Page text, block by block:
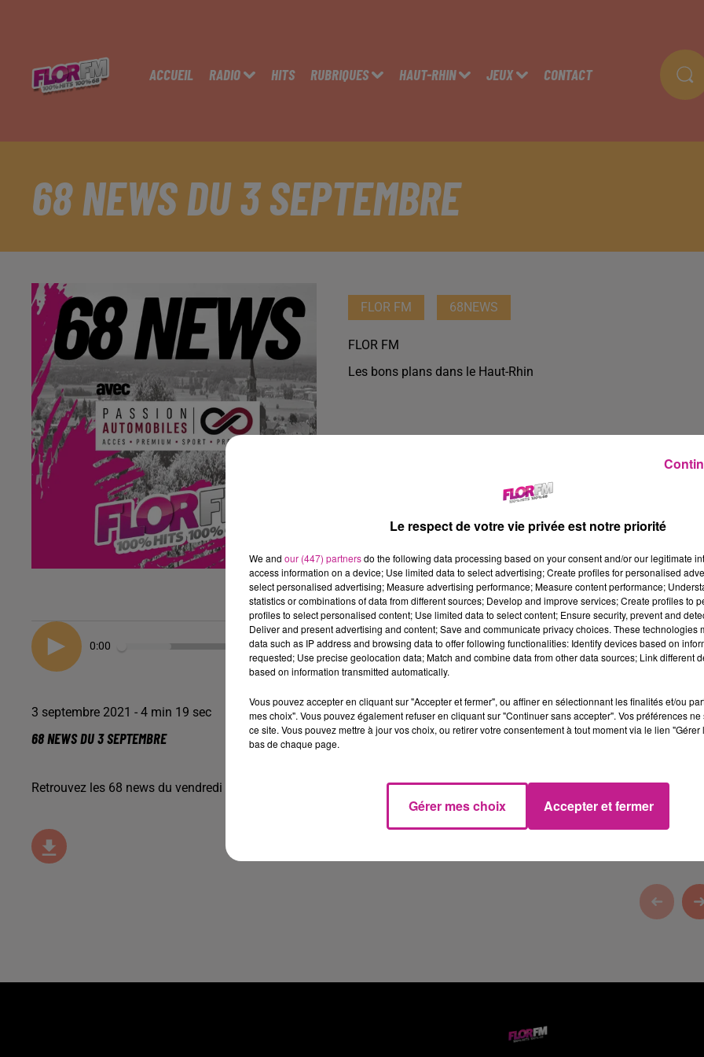
ACCUEIL RADIO HITS RUBRIQUES HAUT-RHIN JEUX CONTACT
68 NEWS DU 3 SEPTEMBRE
FLOR FM 68NEWS
FLOR FM
Les bons plans dans le Haut-Rhin
0:00 4 min 19
3 septembre 2021 - 4 min 19 sec
68 NEWS DU 3 SEPTEMBRE
Retrouvez les 68 news du vendredi 3 septembre
Le respect de votre vie privée est notre priorité
We and our (447) partnersdo the following data processing based on your consent and/or our legitimate
access information on a device; Use limited data to select advertising; Create profiles for personalised
select personalised advertising; Measure advertising performance; Measure content performance;
statistics or combinations of data from different sources; Develop and improve services; Create profiles to
profiles to select personalised content; Use limited data to select content; Ensure security, prevent and
Deliver and present advertising and content; Save and communicate privacy choices. These technologies
data such as IP address and browsing data to offer following functionalities: Identify devices based on
requested; Use precise geolocation data; Match and combine data from other data sources; Link different
based on information transmitted automatically.
Vous pouvez accepter en cliquant sur "Accepter et fermer", ou affiner en sélectionnant les finalités et/ou
mes choix". Vous pouvez également refuser en cliquant sur "Continuer sans accepter". Vos préférences
ce site. Vous pouvez mettre à jour vos choix, ou retirer votre consentement à tout moment via le lien
bas de chaque page.
Gérer mes choix Accepter et fermer